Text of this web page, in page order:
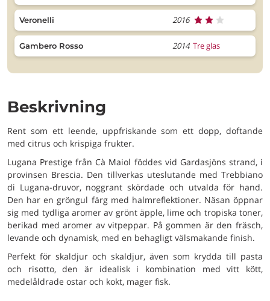
Veronelli 2016
Gambero Rosso 2014 Tre glas
Beskrivning
Rent som ett leende, uppfriskande som ett dopp, doftande
med citrus och krispiga frukter.
Lugana Prestige från Cà Maiol föddes vid Gardasjöns strand, i
provinsen Brescia. Den tillverkas uteslutande med Trebbiano
di Lugana-druvor, noggrant skördade och utvalda för hand.
Den har en gröngul färg med halmreflektioner. Näsan öppnar
sig med tydliga aromer av grönt äpple, lime och tropiska toner,
berikad med aromer av vitpeppar. På gommen är den fräsch,
levande och dynamisk, med en behagligt välsmakande finish.
Perfekt för skaldjur och skaldjur, även som krydda till pasta
och risotto, den är idealisk i kombination med vitt kött,
medelåldrade ostar och kokt, mager fisk.